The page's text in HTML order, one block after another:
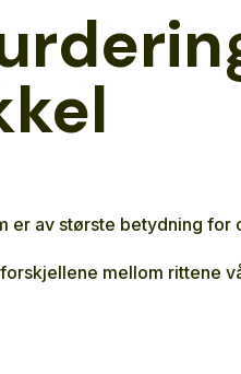
er av største betydning for
mellom rittene